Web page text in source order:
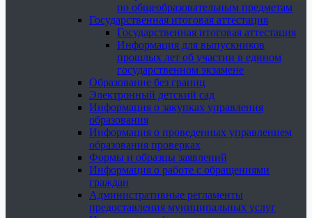
по общеобразовательным предметам
Государственная итоговая аттестация
Государственная итоговая аттестация
Информация для выпускников
прошлых лет об участии в едином
государственном экзамене
Образование без границ
Электронный детский сад
Информация о закупках управления
образования
Информация о проведенных управлением
образования проверках
Формы и образцы заявлений
Информация о работе с обращениями
граждан
Административные регламенты
предоставления муниципальных услуг